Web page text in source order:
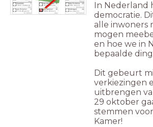
In Nederland
democratie.
alle inwoners
mogen
en hoe we in
bepaalde
Dit gebeurt
verkiezingen
uitbrengen
29 oktober
stemmen
Kamer!